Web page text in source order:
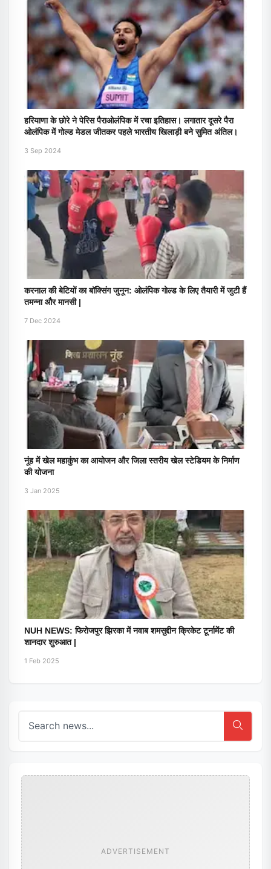
हरियाणा के छोरे ने पेरिस पैराओलंपिक में रचा इतिहास। लगातार दूसरे पैरा
ओलंपिक में गोल्ड मेडल जीतकर पहले भारतीय खिलाड़ी बने सुमित अंतिल।
3 Sep 2024
करनाल की बेटियों का बॉक्सिंग जुनून: ओलंपिक गोल्ड के लिए तैयारी में जुटी हैं
तमन्ना और मानसी |
7 Dec 2024
नूंह में खेल महाकुंभ का आयोजन और जिला स्तरीय खेल स्टेडियम के निर्माण
की योजना
3 Jan 2025
NUH NEWS: फिरोजपुर झिरका में नवाब शमसुद्दीन क्रिकेट टूर्नामेंट की
शानदार शुरुआत |
1 Feb 2025
ADVERTISEMENT